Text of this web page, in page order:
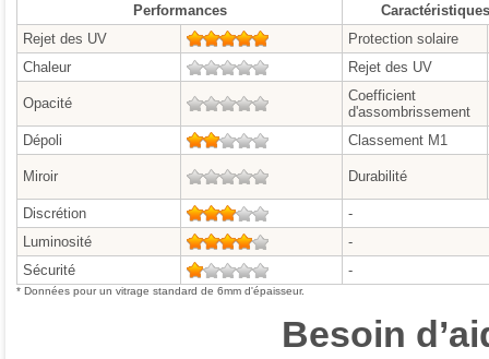
Performances
Caractéristiques
Rejet des UV
Protection solaire
Chaleur
Rejet des UV
Opacité
Coefficient
d'assombrissement
Dépoli
Classement M1
Miroir Durabilité
Discrétion
-
Luminosité
-
Sécurité
-
* Données pour un vitrage standard de 6mm d'épaisseur.
Besoin